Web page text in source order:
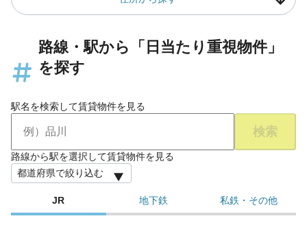
路線・駅から「日当たり重視物件」
を探す
駅名を検索して賃貸物件を見る
検索
路線から駅を選択して賃貸物件を見る
JR 地下鉄 私鉄・その他